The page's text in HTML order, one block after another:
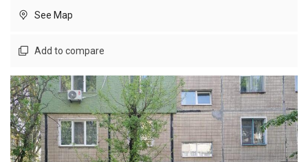
See Map
Add to compare